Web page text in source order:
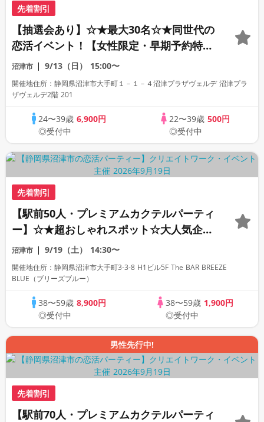
先着割引
【抽選会あり】☆★最大30名☆★同世代の
恋活イベント！【女性限定・早期予約特
典】
沼津市 9/13（日） 15:00〜
開催地住所：静岡県沼津市大手町１－１－４沼津プラザヴェルデ 沼津プラ
ザヴェルデ2階 201
24〜39歳6,900円
◎受付中
22〜39歳 500円
◎受付中
先着割引
【駅前50人・プレミアムカクテルパーティ
ー】☆★超おしゃれスポット☆大人気企画
☆★～お酒と会話がつなぐ、初夏の出会い
～
沼津市 9/19（土） 14:30〜
開催地住所：静岡県沼津市大手町3-3-8 H1ビル5F The BAR BREEZE
BLUE（ブリーズブルー）
38〜59歳8,900円
◎受付中
38〜59歳 1,900円
◎受付中
男性先行中!
先着割引
【駅前70人・プレミアムカクテルパーティ